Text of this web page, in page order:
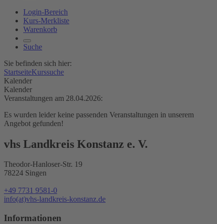
Login-Bereich
Kurs-Merkliste
Warenkorb
Suche
Sie befinden sich hier:
StartseiteKurssuche
Kalender
Kalender
Veranstaltungen am 28.04.2026:
Es wurden leider keine passenden Veranstaltungen in unserem
Angebot gefunden!
vhs Landkreis Konstanz e. V.
Theodor-Hanloser-Str. 19
78224 Singen
+49 7731 9581-0
info(at)vhs-landkreis-konstanz.de
Informationen